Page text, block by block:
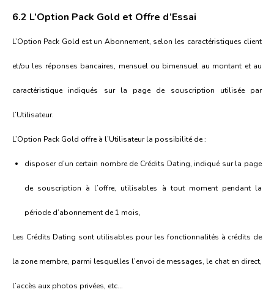
6.2 L’Option Pack Gold et Offre d’Essai
L’Option Pack Gold est un Abonnement, selon les caractéristiques client
et/ou les réponses bancaires, mensuel ou bimensuel au montant et au
caractéristique indiqués sur la page de souscription utilisée par
l’Utilisateur.
L’Option Pack Gold offre à l’Utilisateur la possibilité de :
disposer d’un certain nombre de Crédits Dating, indiqué sur la page
de souscription à l’offre, utilisables à tout moment pendant la
période d’abonnement de 1 mois,
Les Crédits Dating sont utilisables pour les fonctionnalités à crédits de
la zone membre, parmi lesquelles l’envoi de messages, le chat en direct,
l’accès aux photos privées, etc...